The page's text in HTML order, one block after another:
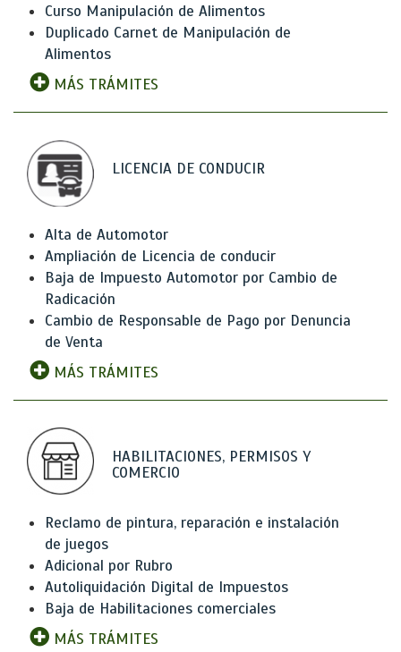
Curso Manipulación de Alimentos
Duplicado Carnet de Manipulación de
Alimentos
MÁS TRÁMITES
LICENCIA DE CONDUCIR
Alta de Automotor
Ampliación de Licencia de conducir
Baja de Impuesto Automotor por Cambio de
Radicación
Cambio de Responsable de Pago por Denuncia
de Venta
MÁS TRÁMITES
HABILITACIONES, PERMISOS Y
COMERCIO
Reclamo de pintura, reparación e instalación
de juegos
Adicional por Rubro
Autoliquidación Digital de Impuestos
Baja de Habilitaciones comerciales
MÁS TRÁMITES